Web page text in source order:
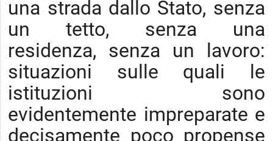
una strada dallo Stato, senza
un tetto, senza una
residenza, senza un lavoro:
situazioni sulle quali le
istituzioni sono
evidentemente impreparate e
decisamente poco propense